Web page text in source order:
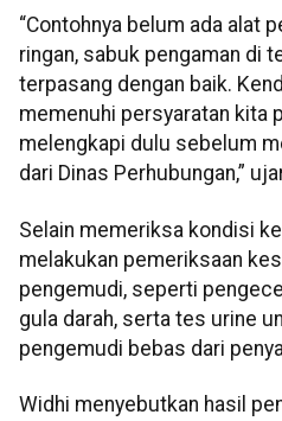
“Contohnya belum ada alat
ringan, sabuk pengaman di
terpasang dengan baik.
memenuhi persyaratan kita
melengkapi dulu sebelum
dari Dinas Perhubungan,”
Selain memeriksa kondisi
melakukan pemeriksaan
pengemudi, seperti
gula darah, serta tes urine
pengemudi bebas dari
Widhi menyebutkan hasil